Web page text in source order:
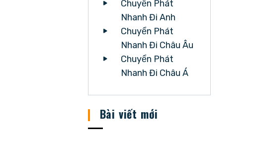
Chuyển Phát
Nhanh Đi Anh
Chuyển Phát
Nhanh Đi Châu Âu
Chuyển Phát
Nhanh Đi Châu Á
Bài viết mới